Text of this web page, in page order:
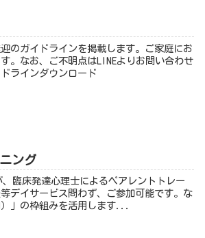
のガイドラインを掲載します。ご家庭にお
。なお、ご不明点はLINEよりお問い合わせ
ラインダウンロード
ング
臨床発達心理士によるペアレントトレー
デイサービス問わず、ご参加可能です。な
」の枠組みを活用します...